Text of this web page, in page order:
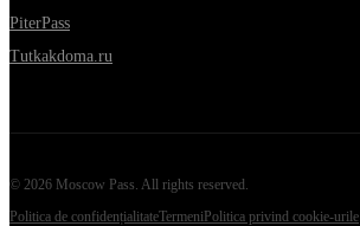
PiterPass
Tutkakdoma.ru
© 2026 Moscow Pass . All rights reserved.
Politica de confidențialitateTermeniPolitica privind cookie-urile